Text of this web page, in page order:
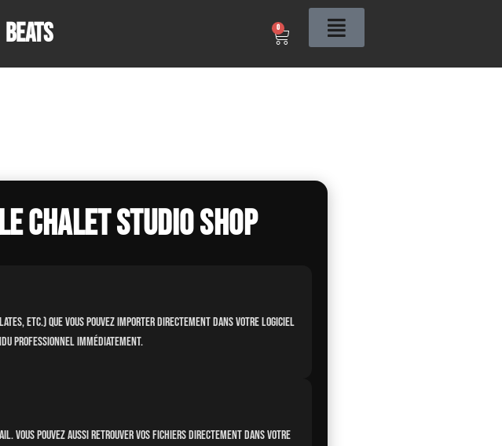
Beats 0
Chalet Studio Shop
etc.) que vous pouvez importer directement dans votre logiciel
professionnel immédiatement.
Vous pouvez aussi retrouver vos fichiers directement dans votre